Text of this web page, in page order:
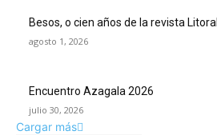
Besos, o cien años de la revista Litoral
agosto 1, 2026
Encuentro Azagala 2026
julio 30, 2026
Cargar más